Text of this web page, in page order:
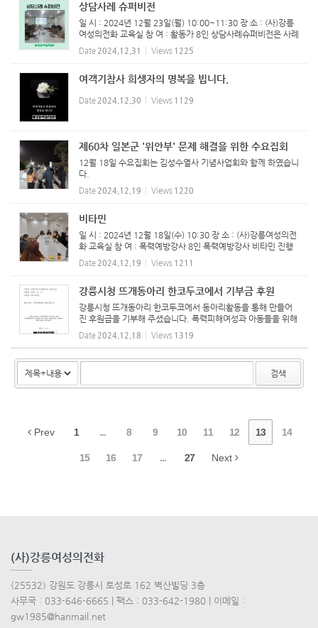
상담사례 슈퍼비전
일 시 : 2024년 12월 23일(월) 10:00~11:30 장 소 : (사)강릉
여성의전화 교육실 참 여 : 활동가 8인 상담사례슈퍼비전은 사례
관리의 효율적 수행과 상담자의 역량강화를 위해 매월 진행하고
있습니다.
Date 2024.12.31 Views 1225
여객기참사 희생자의 명복을 빕니다.
Date 2024.12.30 Views 1129
제60차 일본군 '위안부' 문제 해결을 위한 수요집회
12월 18일 수요집회는 김성수열사 기념사업회와 함께 하였습니
다.
Date 2024.12.19 Views 1220
비타민
일 시 : 2024년 12월 18일(수) 10:30 장 소 : (사)강릉여성의전
화 교육실 참 여 : 폭력예방강사 8인 ​폭력예방강사 비타민 진행
하였습니다.
Date 2024.12.19 Views 1211
강릉시청 뜨개동아리 한코두코에서 기부금 후원
강릉시청 뜨개동아리 한코두코에서 동아리활동을 통해 만들어
진 후원금을 기부해 주셨습니다. 폭력피해여성과 아동들을 위해
후원해 주셔서 보호시설 입소자들에게 전달하였습니다. 따뜻한
후원에 감사드립니다.
Date 2024.12.18 Views 1319
검색
Prev 1 ... 8 9 10 11 12 13 14
15 16 17 ... 27 Next
(사)강릉여성의전화
(25532) 강원도 강릉시 토성로 162 벽산빌딩 3층
사무국 : 033-646-6665 | 팩스 : 033-642-1980 | 이메일 :
gw1985@hanmail.net